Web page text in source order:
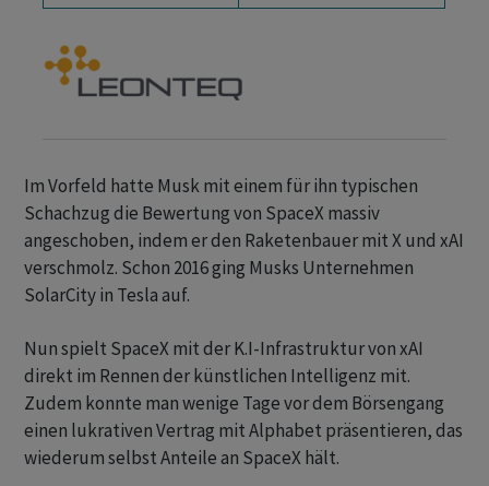
Im Vorfeld hatte Musk mit einem für ihn typischen
Schachzug die Bewertung von SpaceX massiv
angeschoben, indem er den Raketenbauer mit X und xAI
verschmolz. Schon 2016 ging Musks Unternehmen
SolarCity in Tesla auf.
Nun spielt SpaceX mit der K.I-Infrastruktur von xAI
direkt im Rennen der künstlichen Intelligenz mit.
Zudem konnte man wenige Tage vor dem Börsengang
einen lukrativen Vertrag mit Alphabet präsentieren, das
wiederum selbst Anteile an SpaceX hält.